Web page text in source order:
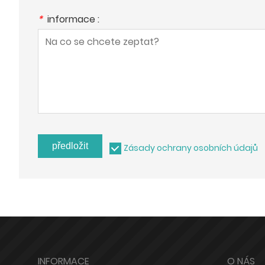
* informace :
předložit Zásady ochrany osobních údajů
INFORMACE O NÁS